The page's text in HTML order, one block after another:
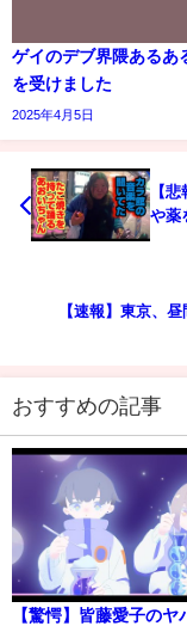
ゲイのデブ界隈あるあ
を受けました
2025年4月5日
【
や薬
【速報】東京、
おすすめの記事
【驚愕】皆藤愛子のヤ